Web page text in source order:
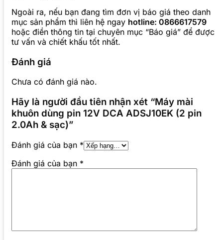
Ngoài ra, nếu bạn đang tìm đơn vị báo giá theo danh
mục sản phẩm thì liên hệ ngay hotline: 0866617579
hoặc điền thông tin tại chuyên mục “Báo giá” để được
tư vấn và chiết khấu tốt nhất.
Đánh giá
Chưa có đánh giá nào.
Hãy là người đầu tiên nhận xét “Máy mài
khuôn dùng pin 12V DCA ADSJ10EK (2 pin
2.0Ah & sạc)”
Đánh giá của bạn *
Đánh giá của bạn *